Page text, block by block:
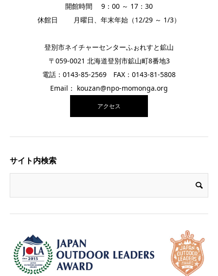
開館時間 9：00 ～ 17：30
休館日 月曜日、年末年始（12/29 ～ 1/3）
登別市ネイチャーセンターふぉれすと鉱山
〒059-0021 北海道登別市鉱山町8番地3
電話：0143-85-2569 FAX：0143-81-5808
Email： kouzan@npo-momonga.org
アクセス
サイト内検索